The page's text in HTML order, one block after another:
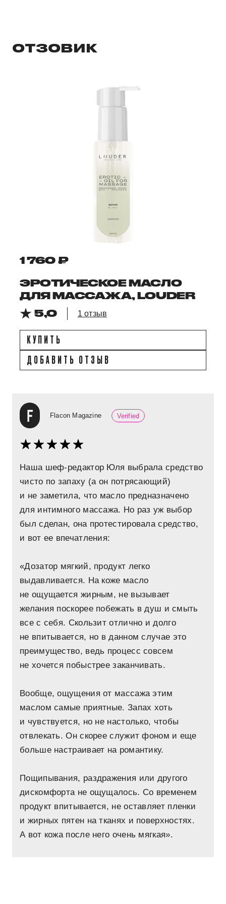
ОТЗОВИК
1 760 ₽
ЭРОТИЧЕСКОЕ МАСЛО
ДЛЯ МАССАЖА, LOUDER
5,0
1 отзыв
КУПИТЬ
ДОБАВИТЬ ОТЗЫВ
Flacon Magazine Verified
Наша шеф-редактор Юля выбрала средство
чисто по запаху (а он потрясающий)
и не заметила, что масло предназначено
для интимного массажа. Но раз уж выбор
был сделан, она протестировала средство,
и вот ее впечатления:
«Дозатор мягкий, продукт легко
выдавливается. На коже масло
не ощущается жирным, не вызывает
желания поскорее побежать в душ и смыть
все с себя. Скользит отлично и долго
не впитывается, но в данном случае это
преимущество, ведь процесс совсем
не хочется побыстрее заканчивать.
Вообще, ощущения от массажа этим
маслом самые приятные. Запах хоть
и чувствуется, но не настолько, чтобы
отвлекать. Он скорее служит фоном и еще
больше настраивает на романтику.
Пощипывания, раздражения или другого
дискомфорта не ощущалось. Со временем
продукт впитывается, не оставляет пленки
и жирных пятен на тканях и поверхностях.
А вот кожа после него очень мягкая».